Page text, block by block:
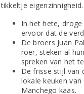
tikkeltje eigenzinnigheid.
In het hete,
ervoor dat de
De broers Juan
roer, steken al
spreken van het
De frisse stijl van
lokale keuken
Manchego kaas.